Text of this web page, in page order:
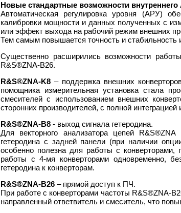
Новые стандартные возможности внутреннего
Автоматическая регулировка уровня (АРУ)
калибровки мощности и данных полученных с
или эффект выхода на рабочий режим внешних
Тем самым повышается точность и стабильность
Существенно расширились возможности
R&S®ZNA-B26.
R&S®ZNA-K8 – поддержка внешних
помощника измерительная установка стала
смесителей с использованием внешних
сторонних производителей, с полной
R&S®ZNA-B8 - выход сигнала гетеродина.
Для векторного анализатора цепей
гетеродина с задней панели (при наличии
особенно полезна для работы с конверторами,
работы с 4-мя конверторами одновременно,
гетеродина к конверторам.
R&S®ZNA-B26 – прямой доступ к ПЧ.
При работе с конверторами частоты R&S®ZNA-
направленный ответвитель и смеситель, что